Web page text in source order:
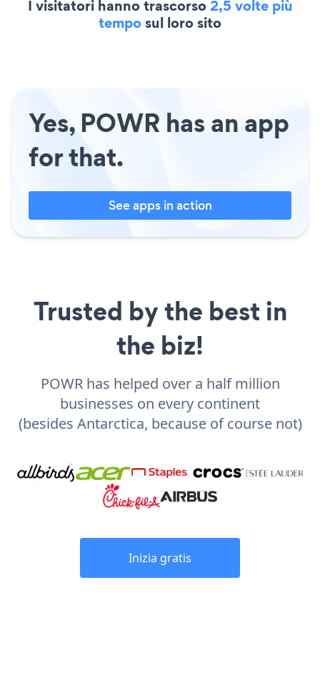
I visitatori hanno trascorso2,5 volte più
temposul loro sito
Yes, POWR has an app
for that.
See apps in action
Trusted by the best in
the biz!
POWR has helped over a half million
businesses on every continent
(besides Antarctica, because of course not)
Inizia gratis